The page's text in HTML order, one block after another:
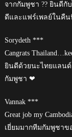
จากกัมพูชา ?? ยินดีกั
ดีและแฟร์เพลย์ในคืน
Sorydeth ***
Cangrats
ยินดีด้วยนะไทยแลน
กัมพูชา ❤
Vannak ***
Great job my
เยี่ยมมากทีมกัมพูชา